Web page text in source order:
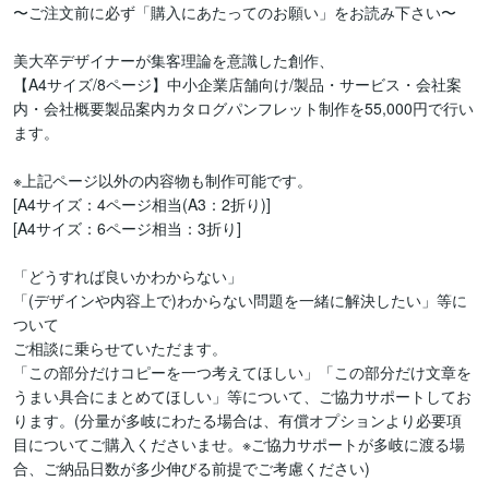
〜ご注文前に必ず「購入にあたってのお願い」をお読み下さい〜
美大卒デザイナーが集客理論を意識した創作、
【A4サイズ/8ページ】中小企業店舗向け/製品・サービス・会社案
内・会社概要製品案内カタログパンフレット制作を55,000円で行い
ます。
※上記ページ以外の内容物も制作可能です。
[A4サイズ：4ページ相当(A3：2折り)]
[A4サイズ：6ページ相当：3折り]
「どうすれば良いかわからない」
「(デザインや内容上で)わからない問題を一緒に解決したい」等に
ついて
ご相談に乗らせていただます。
「この部分だけコピーを一つ考えてほしい」「この部分だけ文章を
うまい具合にまとめてほしい」等について、ご協力サポートしてお
ります。(分量が多岐にわたる場合は、有償オプションより必要項
目についてご購入くださいませ。※ご協力サポートが多岐に渡る場
合、ご納品日数が多少伸びる前提でご考慮ください)